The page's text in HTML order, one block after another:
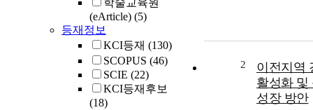
학술교육원
(eArticle) (5)
등재정보
KCI등재 (130)
SCOPUS (46)
SCIE (22)
KCI등재후보
(18)
2
이전지역
활성화 및
성장 방안